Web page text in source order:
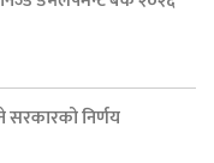
सरकारको निर्णय